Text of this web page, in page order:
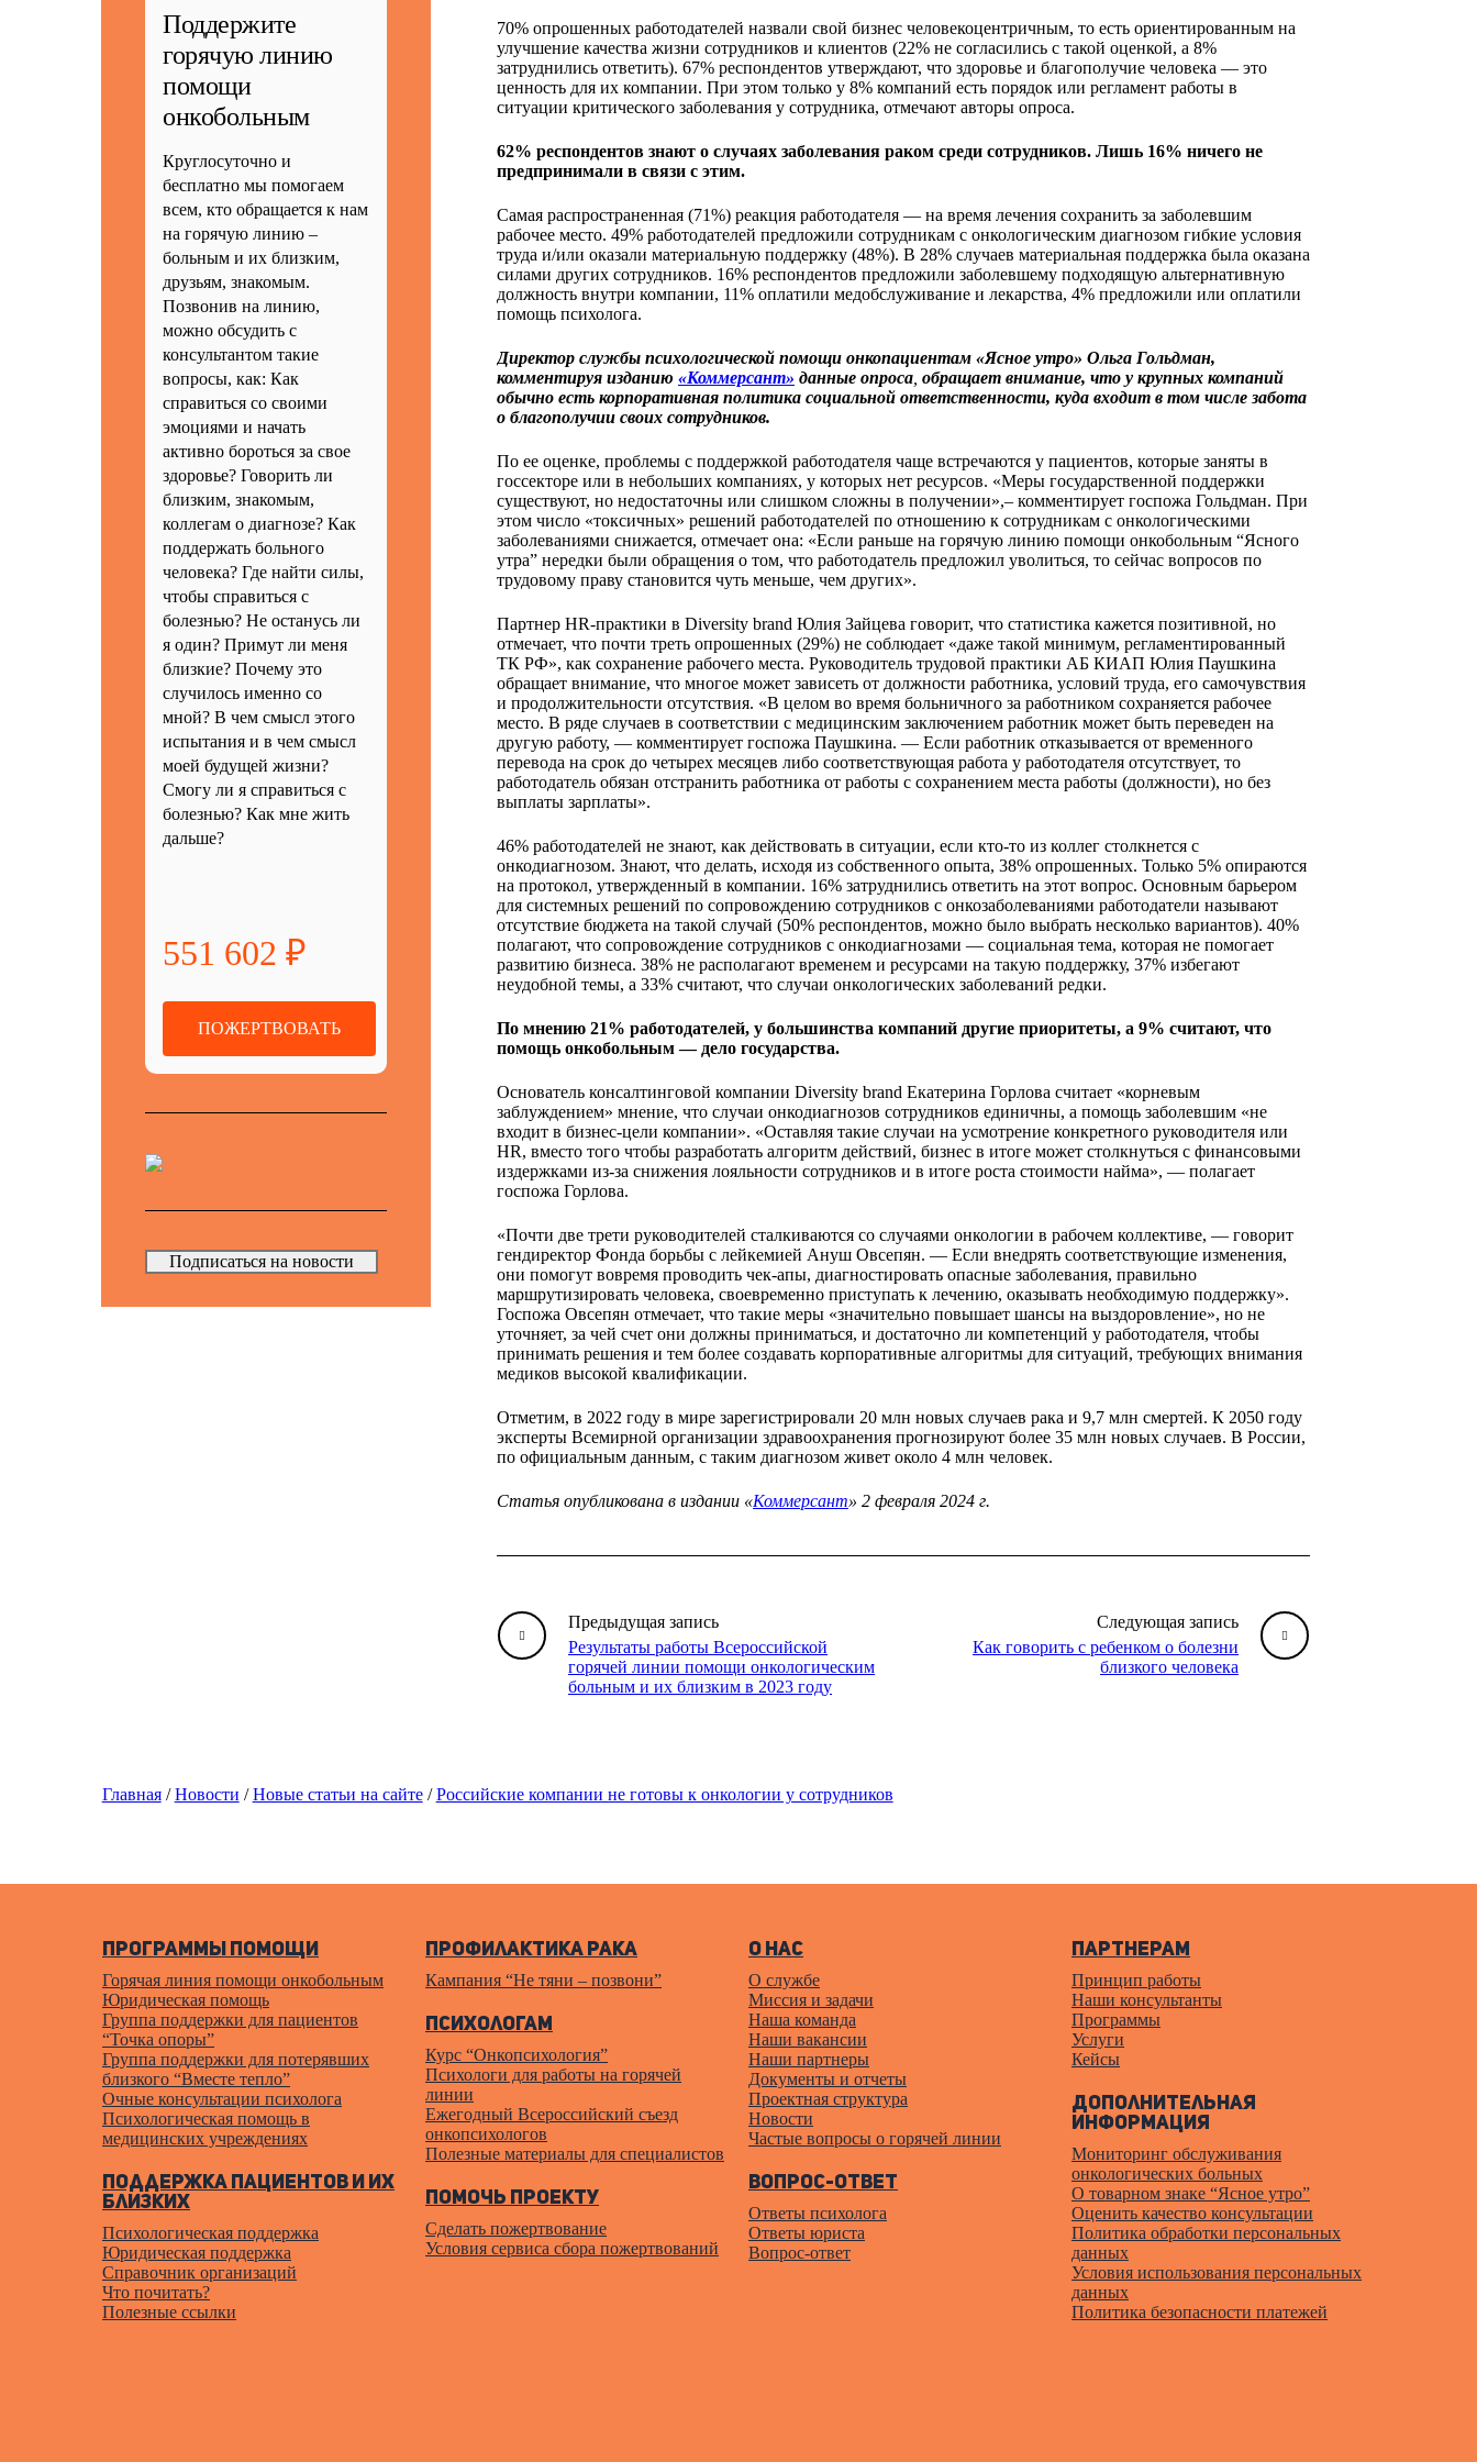
Поддержите
горячую линию
помощи
онкобольным
Круглосуточно и
бесплатно мы помогаем
всем, кто обращается к нам
на горячую линию –
больным и их близким,
друзьям, знакомым.
Позвонив на линию,
можно обсудить с
консультантом такие
вопросы, как: Как
справиться со своими
эмоциями и начать
активно бороться за свое
здоровье? Говорить ли
близким, знакомым,
коллегам о диагнозе? Как
поддержать больного
человека? Где найти силы,
чтобы справиться с
болезнью? Не останусь ли
я один? Примут ли меня
близкие? Почему это
случилось именно со
мной? В чем смысл этого
испытания и в чем смысл
моей будущей жизни?
Смогу ли я справиться с
болезнью? Как мне жить
дальше?
551 602 ₽
ПОЖЕРТВОВАТЬ
Подписаться на новости
70% опрошенных работодателей назвали свой бизнес человекоцентричным, то есть ориентированным на
улучшение качества жизни сотрудников и клиентов (22% не согласились с такой оценкой, а 8%
затруднились ответить). 67% респондентов утверждают, что здоровье и благополучие человека — это
ценность для их компании. При этом только у 8% компаний есть порядок или регламент работы в
ситуации критического заболевания у сотрудника, отмечают авторы опроса.
62% респондентов знают о случаях заболевания раком среди сотрудников. Лишь 16% ничего не
предпринимали в связи с этим.
Самая распространенная (71%) реакция работодателя — на время лечения сохранить за заболевшим
рабочее место. 49% работодателей предложили сотрудникам с онкологическим диагнозом гибкие условия
труда и/или оказали материальную поддержку (48%). В 28% случаев материальная поддержка была оказана
силами других сотрудников. 16% респондентов предложили заболевшему подходящую альтернативную
должность внутри компании, 11% оплатили медобслуживание и лекарства, 4% предложили или оплатили
помощь психолога.
Директор службы психологической помощи онкопациентам «Ясное утро» Ольга Гольдман,
комментируя изданию «Коммерсант» данные опроса обращает внимание, что у крупных компаний
обычно есть корпоративная политика социальной ответственности, куда входит в том числе забота
о благополучии своих сотрудников.
По ее оценке, проблемы с поддержкой работодателя чаще встречаются у пациентов, которые заняты в
госсекторе или в небольших компаниях, у которых нет ресурсов. «Меры государственной поддержки
существуют, но недостаточны или слишком сложны в получении»,– комментирует госпожа Гольдман. При
этом число «токсичных» решений работодателей по отношению к сотрудникам с онкологическими
заболеваниями снижается, отмечает она: «Если раньше на горячую линию помощи онкобольным “Ясного
утра” нередки были обращения о том, что работодатель предложил уволиться, то сейчас вопросов по
трудовому праву становится чуть меньше, чем других».
Партнер HR-практики в Diversity brand Юлия Зайцева говорит, что статистика кажется позитивной, но
отмечает, что почти треть опрошенных (29%) не соблюдает «даже такой минимум, регламентированный
ТК РФ», как сохранение рабочего места. Руководитель трудовой практики АБ КИАП Юлия Паушкина
обращает внимание, что многое может зависеть от должности работника, условий труда, его самочувствия
и продолжительности отсутствия. «В целом во время больничного за работником сохраняется рабочее
место. В ряде случаев в соответствии с медицинским заключением работник может быть переведен на
другую работу, — комментирует госпожа Паушкина. — Если работник отказывается от временного
перевода на срок до четырех месяцев либо соответствующая работа у работодателя отсутствует, то
работодатель обязан отстранить работника от работы с сохранением места работы (должности), но без
выплаты зарплаты».
46% работодателей не знают, как действовать в ситуации, если кто-то из коллег столкнется с
онкодиагнозом. Знают, что делать, исходя из собственного опыта, 38% опрошенных. Только 5% опираются
на протокол, утвержденный в компании. 16% затруднились ответить на этот вопрос. Основным барьером
для системных решений по сопровождению сотрудников с онкозаболеваниями работодатели называют
отсутствие бюджета на такой случай (50% респондентов, можно было выбрать несколько вариантов). 40%
полагают, что сопровождение сотрудников с онкодиагнозами — социальная тема, которая не помогает
развитию бизнеса. 38% не располагают временем и ресурсами на такую поддержку, 37% избегают
неудобной темы, а 33% считают, что случаи онкологических заболеваний редки.
По мнению 21% работодателей, у большинства компаний другие приоритеты, а 9% считают, что
помощь онкобольным — дело государства.
Основатель консалтинговой компании Diversity brand Екатерина Горлова считает «корневым
заблуждением» мнение, что случаи онкодиагнозов сотрудников единичны, а помощь заболевшим «не
входит в бизнес-цели компании». «Оставляя такие случаи на усмотрение конкретного руководителя или
HR, вместо того чтобы разработать алгоритм действий, бизнес в итоге может столкнуться с финансовыми
издержками из-за снижения лояльности сотрудников и в итоге роста стоимости найма», — полагает
госпожа Горлова.
«Почти две трети руководителей сталкиваются со случаями онкологии в рабочем коллективе, — говорит
гендиректор Фонда борьбы с лейкемией Ануш Овсепян. — Если внедрять соответствующие изменения,
они помогут вовремя проводить чек-апы, диагностировать опасные заболевания, правильно
маршрутизировать человека, своевременно приступать к лечению, оказывать необходимую поддержку».
Госпожа Овсепян отмечает, что такие меры «значительно повышает шансы на выздоровление», но не
уточняет, за чей счет они должны приниматься, и достаточно ли компетенций у работодателя, чтобы
принимать решения и тем более создавать корпоративные алгоритмы для ситуаций, требующих внимания
медиков высокой квалификации.
Отметим, в 2022 году в мире зарегистрировали 20 млн новых случаев рака и 9,7 млн смертей. К 2050 году
эксперты Всемирной организации здравоохранения прогнозируют более 35 млн новых случаев. В России,
по официальным данным, с таким диагнозом живет около 4 млн человек.
Статья опубликована в издании «Коммерсант» 2 февраля 2024 г.
Предыдущая запись
Результаты работы Всероссийской
горячей линии помощи онкологическим
больным и их близким в 2023 году
Следующая запись
Как говорить с ребенком о болезни
близкого человека
Главная/Новости /Новые статьи на сайте/Российские компании не готовы к онкологии у сотрудников
Программы помощи
Горячая линия помощи онкобольным
Юридическая помощь
Группа поддержки для пациентов
“Точка опоры”
Группа поддержки для потерявших
близкого “Вместе тепло”
Очные консультации психолога
Психологическая помощь в
медицинских учреждениях
Поддержка пациентов и их
близких
Психологическая поддержка
Юридическая поддержка
Справочник организаций
Что почитать?
Полезные ссылки
Профилактика рака
Кампания “Не тяни – позвони”
Психологам
Курс “Онкопсихология”
Психологи для работы на горячей
линии
Ежегодный Всероссийский cъезд
онкопсихологов
Полезные материалы для специалистов
Помочь проекту
Сделать пожертвование
Условия сервиса сбора пожертвований
О нас
О службе
Миссия и задачи
Наша команда
Наши вакансии
Наши партнеры
Документы и отчеты
Проектная структура
Новости
Частые вопросы о горячей линии
Вопрос-ответ
Ответы психолога
Ответы юриста
Вопрос-ответ
Партнерам
Принцип работы
Наши консультанты
Программы
Услуги
Кейсы
Дополнительная
информация
Мониторинг обслуживания
онкологических больных
О товарном знаке “Ясное утро”
Оценить качество консультации
Политика обработки персональных
данных
Условия использования персональных
данных
Политика безопасности платежей